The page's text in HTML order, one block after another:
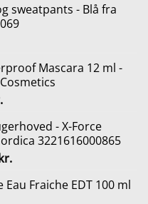
sweatpants - Blå fra
kr..
Mascara 12 ml -
Den
pris
er:
206,25 kr..
- X-Force
3221616000865
Den
pris
Eau Fraiche EDT 100 ml